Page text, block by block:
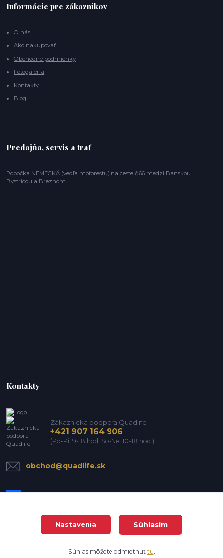
Informácie pre zákazníkov
O nás
Ako nakupovať
Obchodné podmienky
Fotogaléria
Kontakty
Blog
Predajňa, servis a trať
Pobočka NEMECKÁ (vedľa motorestu) na ceste č.66 medzi Banskou
Bystricou a Breznom.
Kontakty
Zákaznícka podpora Quadlife
+421 907 164 906
(Po-Pi, 9-18 hod. So-Ne, 10-18 hod.)
obchod@quadlife.sk
Vytvorené na
Eshop-rychlo.sk
Nastavenia Súhlasím
Súhlas môžete odmietnuť tu